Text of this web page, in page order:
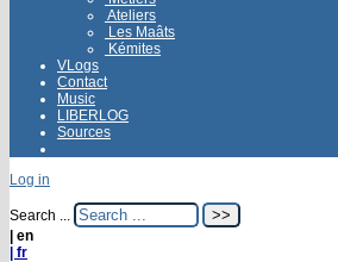
Ateliers
Les Maâts
Kémites
VLogs
Contact
Music
LIBERLOG
Sources
Log in
Search ...
| en
| fr